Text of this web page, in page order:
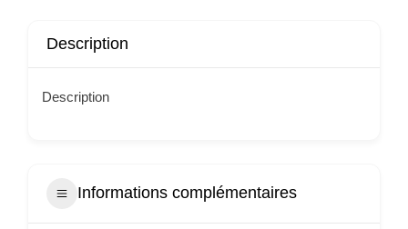
Description
Description
Informations complémentaires